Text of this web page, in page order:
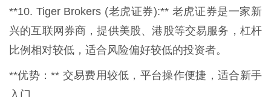
**10. Tiger Brokers (老虎证券):** 老虎证券是一家新
兴的互联网券商，提供美股、港股等交易服务，杠杆
比例相对较低，适合风险偏好较低的投资者。
**优势：** 交易费用较低，平台操作便捷，适合新手